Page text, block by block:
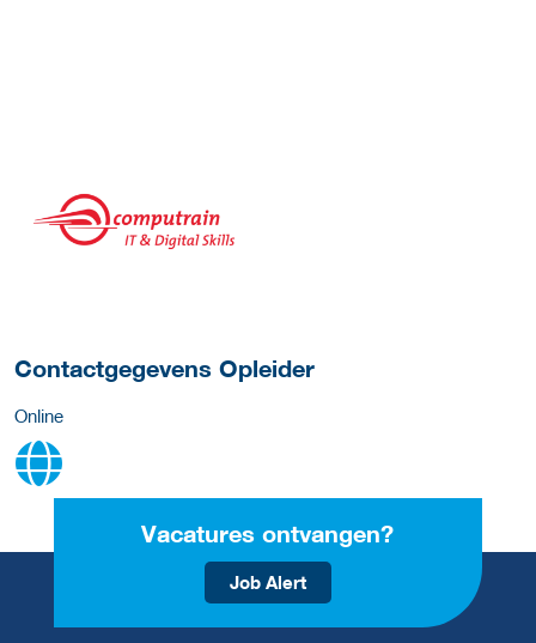
over deze opleider
Contactgegevens Opleider
Online
Vacatures ontvangen?
Job Alert